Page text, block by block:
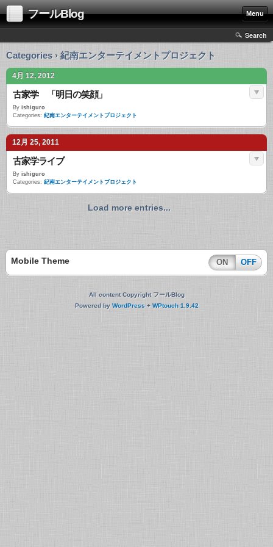
フールBlog Menu
Search
Categories › 紀南エンターテイメントプロジェクト
4月 12, 2012
古家学 「明日の笑顔」
By ishiguro
Categories: 紀南エンターテイメントプロジェクト
12月 25, 2011
古家学ライブ
By ishiguro
Categories: 紀南エンターテイメントプロジェクト
Load more entries...
Mobile Theme ON OFF
All content Copyright フールBlog
Powered by WordPress + WPtouch 1.9.42